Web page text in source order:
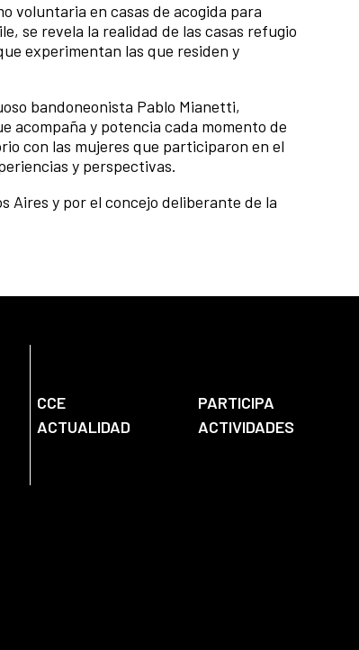
voluntaria en casas de acogida para
se revela la realidad de las casas refugio
experimentan las que residen y
bandoneonista Pablo Mianetti,
acompaña y potencia cada momento de
con las mujeres que participaron en el
y perspectivas.
Aires y por el concejo deliberante de la
CCE PARTICIPA
ACTUALIDAD
ACTIVIDADES